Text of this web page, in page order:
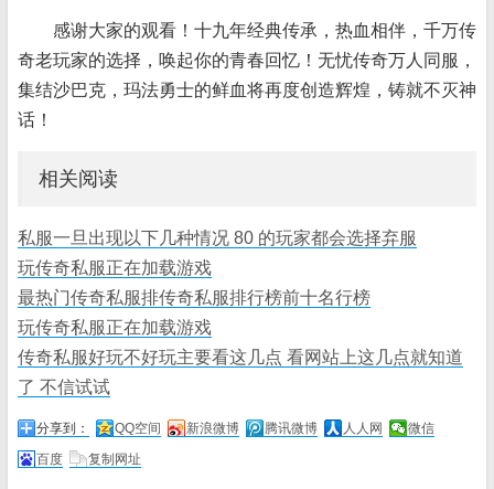
感谢大家的观看！十九年经典传承，热血相伴，千万传
奇老玩家的选择，唤起你的青春回忆！无忧传奇万人同服，
集结沙巴克，玛法勇士的鲜血将再度创造辉煌，铸就不灭神
话！
相关阅读
私服一旦出现以下几种情况 80 的玩家都会选择弃服
玩传奇私服正在加载游戏
最热门传奇私服排传奇私服排行榜前十名行榜
玩传奇私服正在加载游戏
传奇私服好玩不好玩主要看这几点 看网站上这几点就知道
了 不信试试
分享到： QQ空间 新浪微博 腾讯微博 人人网
微信
百度
复制网址